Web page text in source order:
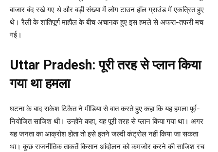
बाजार बंद रखे गए थे और बड़ी संख्या में लोग टाउन हॉल ग्राउंड में एकत्रित हुए
थे। रैली के शांतिपूर्ण माहौल के बीच अचानक हुए इस हमले से अफरा-तफरी मच
गई।
Uttar Pradesh: पूरी तरह से प्लान किया
गया था हमला
घटना के बाद राकेश टिकैत ने मीडिया से बात करते हुए कहा कि यह हमला पूर्व-
नियोजित साजिश थी। उन्होंने कहा, यह पूरी तरह से प्लान किया गया था। अगर
यह जनता का आक्रोश होता तो इसे इतने जल्दी कंट्रोल नहीं किया जा सकता
था। कुछ राजनीतिक ताकतें किसान आंदोलन को कमजोर करने की साजिश रच